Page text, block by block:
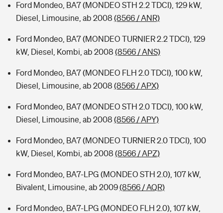
Ford Mondeo, BA7 (MONDEO STH 2.2 TDCI), 129 kW,
Diesel, Limousine, ab 2008 (8566 / ANR)
Ford Mondeo, BA7 (MONDEO TURNIER 2.2 TDCI), 129
kW, Diesel, Kombi, ab 2008 (8566 / ANS)
Ford Mondeo, BA7 (MONDEO FLH 2.0 TDCI), 100 kW,
Diesel, Limousine, ab 2008 (8566 / APX)
Ford Mondeo, BA7 (MONDEO STH 2.0 TDCI), 100 kW,
Diesel, Limousine, ab 2008 (8566 / APY)
Ford Mondeo, BA7 (MONDEO TURNIER 2.0 TDCI), 100
kW, Diesel, Kombi, ab 2008 (8566 / APZ)
Ford Mondeo, BA7-LPG (MONDEO STH 2.0), 107 kW,
Bivalent, Limousine, ab 2009(8566 / AQR)
Ford Mondeo, BA7-LPG (MONDEO FLH 2.0), 107 kW,